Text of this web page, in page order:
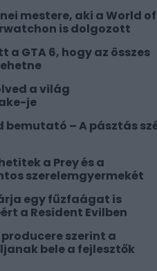
mestere, aki a World of
is dolgozott
a GTA 6, hogy az összes
a világ
je
bemutató – A pásztás
a Prey és a
szerelemgyermekét
egy fűzfaágat is
a Resident Evilben
szerint a
bele a fejlesztők